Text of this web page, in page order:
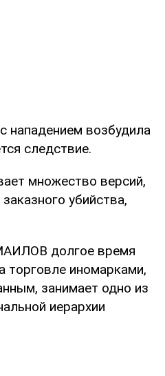
нападением возбудила
следствие.
множество версий,
убийства,
долгое время
торговле иномарками,
занимает одно из
иерархии